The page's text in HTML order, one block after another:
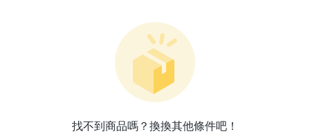
找不到商品嗎？換換其他條件吧！